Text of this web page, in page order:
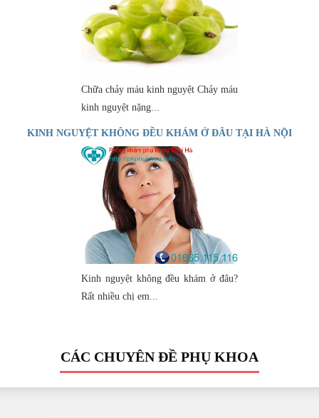
Chữa chảy máu kinh nguyệt Chảy máu
kinh nguyệt nặng...
KINH NGUYỆT KHÔNG ĐỀU KHÁM Ở ĐÂU TẠI HÀ NỘI
Kinh nguyệt không đều khám ở đâu?
Rất nhiều chị em...
CÁC CHUYÊN ĐỀ PHỤ KHOA